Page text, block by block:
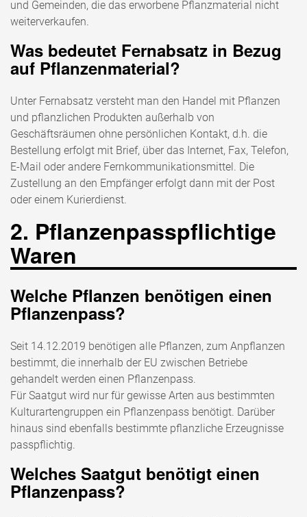
und Gemeinden, die das erworbene Pflanzmaterial nicht
weiterverkaufen.
Was bedeutet Fernabsatz in Bezug
auf Pflanzenmaterial?
Unter Fernabsatz versteht man den Handel mit Pflanzen
und pflanzlichen Produkten außerhalb von
Geschäftsräumen ohne persönlichen Kontakt, d.h. die
Bestellung erfolgt mit Brief, über das Internet, Fax, Telefon,
E-Mail oder andere Fernkommunikationsmittel. Die
Zustellung an den Empfänger erfolgt dann mit der Post
oder einem Kurierdienst.
2. Pflanzenpasspflichtige
Waren
Welche Pflanzen benötigen einen
Pflanzenpass?
Seit 14.12.2019 benötigen alle Pflanzen, zum Anpflanzen
bestimmt, die innerhalb der EU zwischen Betriebe
gehandelt werden einen Pflanzenpass.
Für Saatgut wird nur für gewisse Arten aus bestimmten
Kulturartengruppen ein Pflanzenpass benötigt. Darüber
hinaus sind ebenfalls bestimmte pflanzliche Erzeugnisse
passpflichtig.
Welches Saatgut benötigt einen
Pflanzenpass?